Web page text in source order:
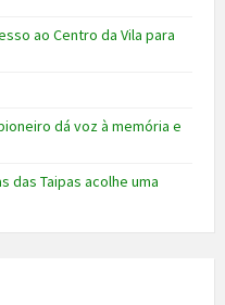
ao Centro da Vila para
dá voz à memória e
das Taipas acolhe uma